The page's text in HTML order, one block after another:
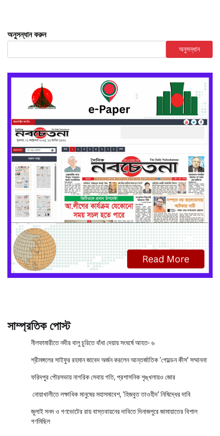
অনুসন্ধান করুন
অনুসন্ধান
সাম্প্রতিক পোস্ট
নীলফামারীতে নদীর বালু চুরিতে বাঁধা দেয়ায় সংঘর্ষে আহত- ৬
শ্রীমঙ্গলের সাইফুর রহমান জাবেদ অর্জন করলেন আন্তর্জাতিক ‘গোল্ডেন কীস’ সম্মাননা
ফরিদপুর পৌরসভায় নাগরিক সেবায় গতি, প্রশাসনিক শৃঙ্খলায়ও জোর
নোয়াখালীতে লক্ষাধিক মানুষের মহাসমাবেশ, ‘হিজবুত তাওহীদ’ নিষিদ্ধের দাবি
জুলাই সনদ ও গণভোটের রায় বাস্তবায়নের দাবিতে দিনাজপুরে জামায়াতের বিশাল
গণমিছিল